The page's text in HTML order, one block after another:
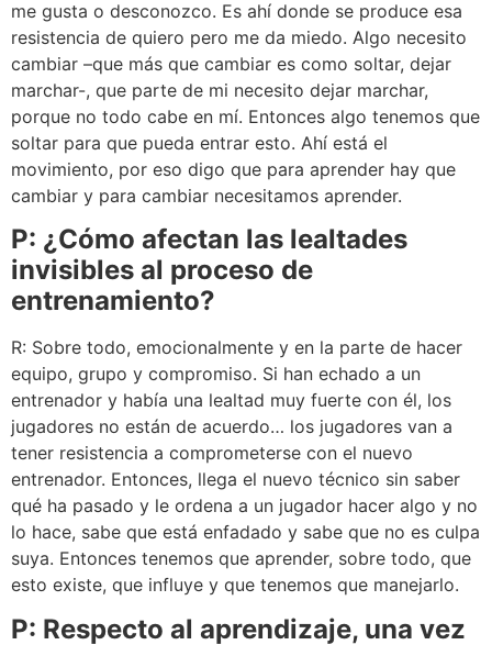
me gusta o desconozco. Es ahí donde se produce esa
resistencia de quiero pero me da miedo. Algo necesito
cambiar –que más que cambiar es como soltar, dejar
marchar-, que parte de mi necesito dejar marchar,
porque no todo cabe en mí. Entonces algo tenemos que
soltar para que pueda entrar esto. Ahí está el
movimiento, por eso digo que para aprender hay que
cambiar y para cambiar necesitamos aprender.
P: ¿Cómo afectan las lealtades
invisibles al proceso de
entrenamiento?
R: Sobre todo, emocionalmente y en la parte de hacer
equipo, grupo y compromiso. Si han echado a un
entrenador y había una lealtad muy fuerte con él, los
jugadores no están de acuerdo… los jugadores van a
tener resistencia a comprometerse con el nuevo
entrenador. Entonces, llega el nuevo técnico sin saber
qué ha pasado y le ordena a un jugador hacer algo y no
lo hace, sabe que está enfadado y sabe que no es culpa
suya. Entonces tenemos que aprender, sobre todo, que
esto existe, que influye y que tenemos que manejarlo.
P: Respecto al aprendizaje, una vez